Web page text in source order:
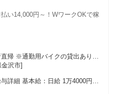
い14,000円～！WワークOKで稼
帰 ※通勤用バイクの貸出あり
沢市]
詳細 基本給：日給 1万4000円